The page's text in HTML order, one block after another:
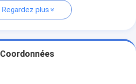
Regardez plus
Coordonnées